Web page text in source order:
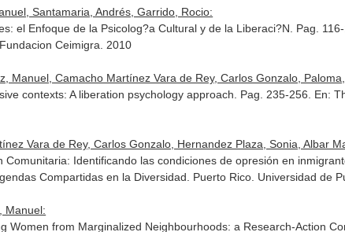
Santamaria, Andrés, Garrido, Rocio:
el Enfoque de la Psicolog?a Cultural y de la Liberaci?N. Pag. 116-
Ceimigra. 2010
Manuel, Camacho Martínez Vara de Rey, Carlos Gonzalo,
contexts: A liberation psychology approach. Pag. 235-256. En:
Vara de Rey, Carlos Gonzalo, Hernandez Plaza, Sonia, Albar
Identificando las condiciones de opresión en
Compartidas en la Diversidad . Puerto Rico. Universidad de
Manuel:
Women from Marginalized Neighbourhoods: a Research-Action